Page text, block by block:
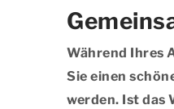
Während Ihres
Sie einen
werden. Ist das